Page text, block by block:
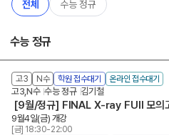
전체 수능 정규
수능 정규
고3 N수 학원 접수대기 온라인 접수대기
고3,N수 수능 정규 김기철
[9월/정규] FINAL X-ray FUll 모의
9월4일(금) 개강
[금] 18:30-22:00